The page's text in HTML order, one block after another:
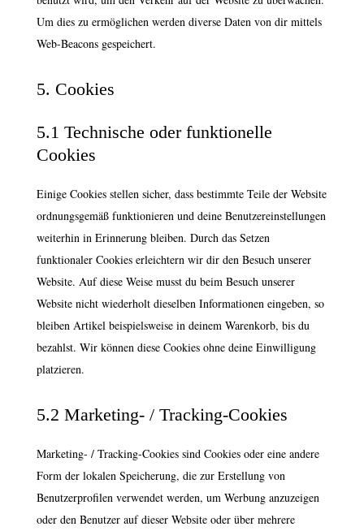
Um dies zu ermöglichen werden diverse Daten von dir mittels
Web-Beacons gespeichert.
5. Cookies
5.1 Technische oder funktionelle
Cookies
Einige Cookies stellen sicher, dass bestimmte Teile der Website
ordnungsgemäß funktionieren und deine Benutzereinstellungen
weiterhin in Erinnerung bleiben. Durch das Setzen
funktionaler Cookies erleichtern wir dir den Besuch unserer
Website. Auf diese Weise musst du beim Besuch unserer
Website nicht wiederholt dieselben Informationen eingeben, so
bleiben Artikel beispielsweise in deinem Warenkorb, bis du
bezahlst. Wir können diese Cookies ohne deine Einwilligung
platzieren.
5.2 Marketing- / Tracking-Cookies
Marketing- / Tracking-Cookies sind Cookies oder eine andere
Form der lokalen Speicherung, die zur Erstellung von
Benutzerprofilen verwendet werden, um Werbung anzuzeigen
oder den Benutzer auf dieser Website oder über mehrere